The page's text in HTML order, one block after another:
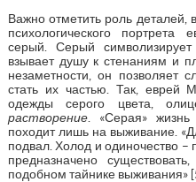
Важно отметить роль деталей,
психологического портрета
серый. Серый символизирует
взывает душу к стенаниям и
незаметности, он позволяет
стать их частью. Так, еврей
одежды серого цвета,
растворение. «Серая» жизнь
походит лишь на выживание.
подвал. Холод и одиночество –
предназначено
подобном тайнике выживания»